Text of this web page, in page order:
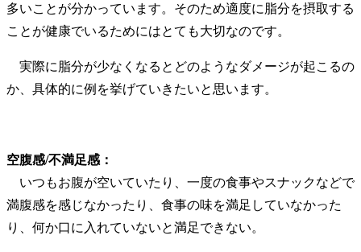
多いことが分かっています。そのため適度に脂分を摂取する
ことが健康でいるためにはとても大切なのです。
実際に脂分が少なくなるとどのようなダメージが起こるの
か、具体的に例を挙げていきたいと思います。
空腹感/不満足感：
いつもお腹が空いていたり、一度の食事やスナックなどで
満腹感を感じなかったり、食事の味を満足していなかった
り、何か口に入れていないと満足できない。